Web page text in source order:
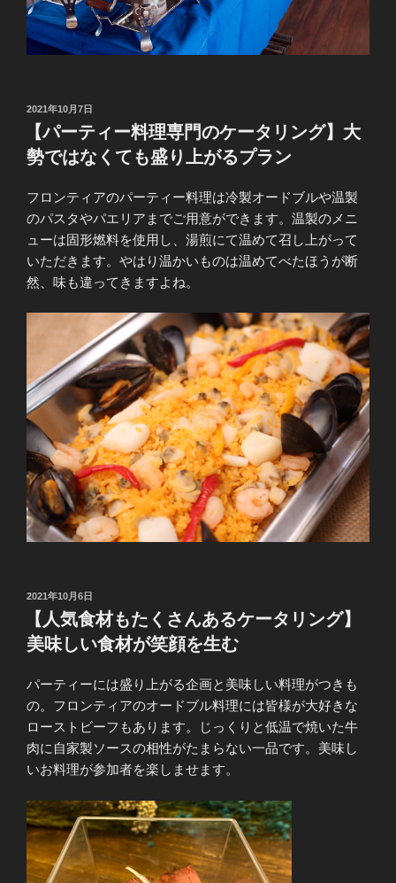
投
日:
2021年10月7日
【パーティー料理専門のケータリング】大
勢ではなくても盛り上がるプラン
フロンティアのパーティー料理は冷製オードブルや温製
のパスタやパエリアまでご用意ができます。温製のメニ
ューは固形燃料を使用し、湯煎にて温めて召し上がって
いただきます。やはり温かいものは温めてべたほうが断
然、味も違ってきますよね。
投
日:
2021年10月6日
【人気食材もたくさんあるケータリング】
美味しい食材が笑顔を生む
パーティーには盛り上がる企画と美味しい料理がつきも
の。フロンティアのオードブル料理には皆様が大好きな
ローストビーフもあります。じっくりと低温で焼いた牛
肉に自家製ソースの相性がたまらない一品です。美味し
いお料理が参加者を楽しませます。